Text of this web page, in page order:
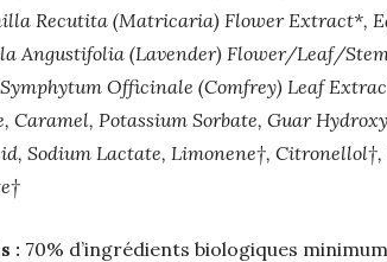
Recutita (Matricaria) Flower Extract*,
Angustifolia (Lavender) Flower/Leaf/
Officinale (Comfrey) Leaf
Caramel, Potassium Sorbate, Guar
Sodium Lactate, Limonene†,
: 70% d’ingrédients biologiques